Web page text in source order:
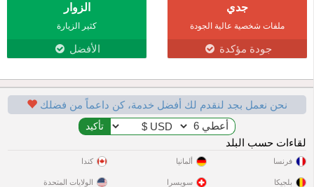
جدي
ملفات شخصية عالية الجودة
جودة مؤكدة
الزوار
كثير الزيارة
الأفضل
نحن نعمل بجد لنقدم لك أفضل خدمة، كن داعماً من فضلك
لقاءات حسب البلد
فرنسا
بلجيكا
ألمانيا
سويسرا
كندا
الولايات المتحدة